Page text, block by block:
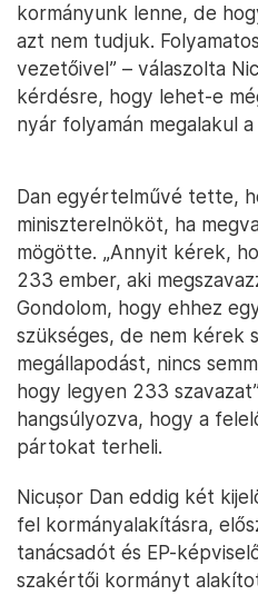
kormányunk lenne, de
azt nem tudjuk.
vezetőivel” – válaszolta
kérdésre, hogy lehet-e
nyár folyamán megalakul
Dan egyértelművé tette,
miniszterelnököt, ha
mögötte. „Annyit kérek,
233 ember, aki
Gondolom, hogy ehhez
szükséges, de nem kérek
megállapodást, nincs
hogy legyen 233
hangsúlyozva, hogy a
pártokat terheli.
Nicușor Dan eddig két
fel kormányalakításra,
tanácsadót és EP-
szakértői kormányt